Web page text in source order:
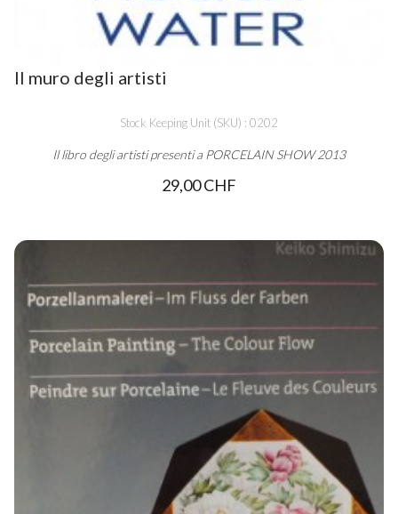
Il muro degli artisti
Stock Keeping Unit (SKU) : 0202
Il libro degli artisti presenti a PORCELAIN SHOW 2013
29,00 CHF